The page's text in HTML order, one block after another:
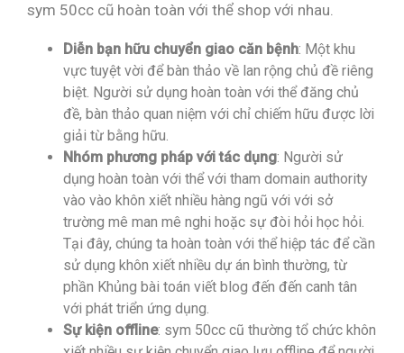
sym 50cc cũ hoàn toàn với thể shop với nhau.
Diễn bạn hữu chuyển giao căn bệnh: Một khu
vực tuyệt vời để bàn thảo về lan rộng chủ đề riêng
biệt. Người sử dụng hoàn toàn với thể đăng chủ
đề, bàn thảo quan niệm với chỉ chiếm hữu được lời
giải từ bằng hữu.
Nhóm phương pháp với tác dụng: Người sử
dụng hoàn toàn với thể với tham domain authority
vào vào khôn xiết nhiều hàng ngũ với với sở
trường mê man mê nghi hoặc sự đòi hỏi học hỏi.
Tại đây, chúng ta hoàn toàn với thể hiệp tác để cần
sử dụng khôn xiết nhiều dự án bình thường, từ
phần Khủng bài toán viết blog đến đến canh tân
với phát triển ứng dụng.
Sự kiện offline: sym 50cc cũ thường tổ chức khôn